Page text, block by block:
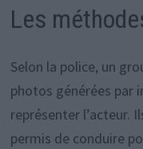
Les
Selon la police, un
photos générées par
représenter l’acteur.
permis de conduire